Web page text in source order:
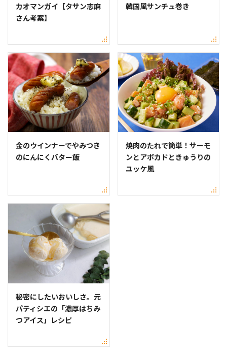
カオマンガイ【タサン志麻
さん考案】
韓国風サンチュ巻き
金のウインナーでやみつき
のにんにくバター飯
焼肉のたれで簡単！サーモ
ンとアボカドときゅうりの
ユッケ風
秘密にしたいおいしさ。元
パティシエの「濃厚はちみ
つアイス」レシピ